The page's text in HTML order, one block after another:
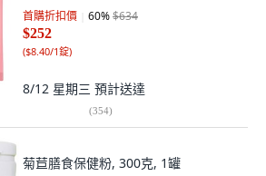
首購折扣價 60%$634
$252
($8.40/1錠)
8/12 星期三 預計送達
(354)
菊苣膳食保健粉, 300克, 1罐